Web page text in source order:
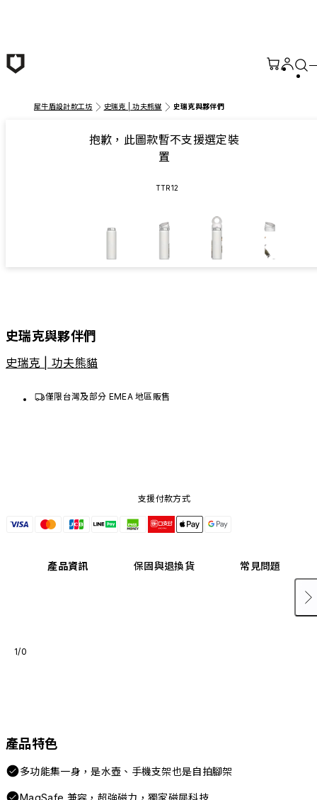
犀牛盾設計款工坊 史瑞克 | 功夫熊貓 史瑞克與夥伴們
抱歉，此圖款暫不支援選定裝
置
TTR12
史瑞克與夥伴們
史瑞克 | 功夫熊貓
僅限台灣及部分 EMEA 地區販售
支援付款方式
產品資訊 保固與退換貨 常見問題
1/0
產品特色
多功能集一身，是水壺、手機支架也是自拍腳架
MagSafe 兼容，超強磁力，獨家磁犀科技